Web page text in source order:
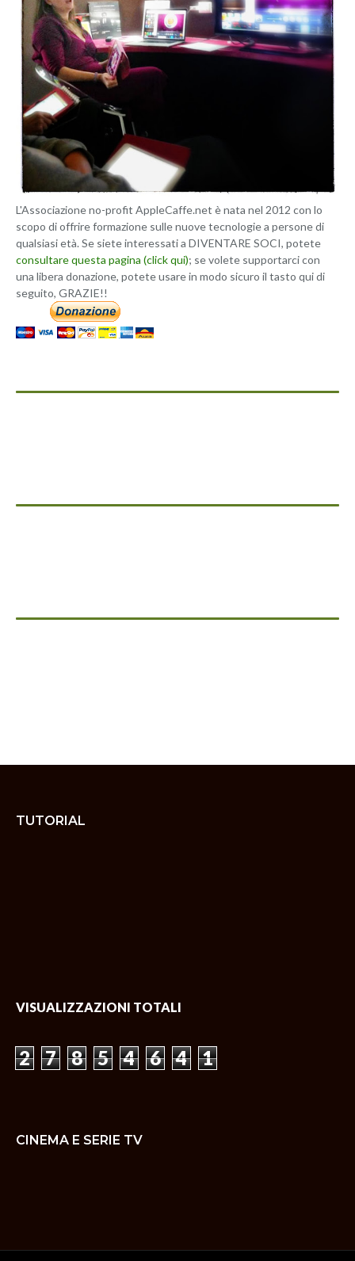
L'Associazione no-profit AppleCaffe.net è nata nel 2012 con lo
scopo di offrire formazione sulle nuove tecnologie a persone di
qualsiasi età. Se siete interessati a DIVENTARE SOCI, potete
consultare questa pagina (click qui); se volete supportarci con
una libera donazione, potete usare in modo sicuro il tasto qui di
seguito, GRAZIE!!
TUTORIAL
VISUALIZZAZIONI TOTALI
2 7 8 5 4 6 4 1
CINEMA E SERIE TV